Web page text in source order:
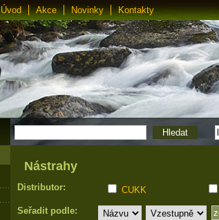
Úvod Akce Novinky Kontakty
Nástrahy
Distributor: CUKK
Seřadit podle: